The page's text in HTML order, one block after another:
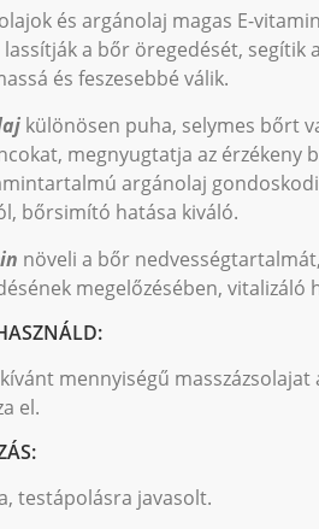
és argánolaj magas E-
lassítják a bőr öregedését, segítik
és feszesebbé válik.
különösen puha, selymes bőrt
megnyugtatja az érzékeny
argánolaj
bőrsimító hatása kiváló.
növeli a bőr
megelőzésében, vitalizáló
mennyiségű
el.
testápolásra javasolt.